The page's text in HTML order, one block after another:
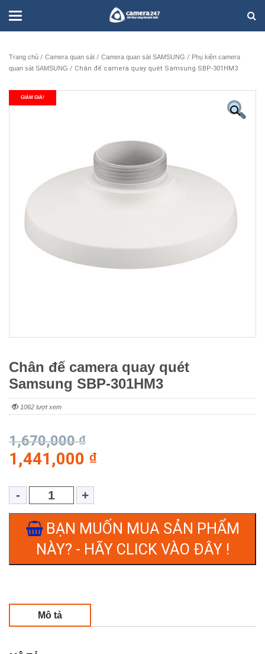
Trang chủ / Camera quan sát / Camera quan sát SAMSUNG / Phụ kiện camera
quan sát SAMSUNG / Chân đế camera quay quét Samsung SBP-301HM3
GIẢM GIÁ!
Chân đế camera quay quét
Samsung SBP-301HM3
1062 lượt xem
1,670,000₫
1,441,000 ₫
BẠN MUỐN MUA SẢN PHẨM
NÀY? - HÃY CLICK VÀO ĐÂY !
Mô tả